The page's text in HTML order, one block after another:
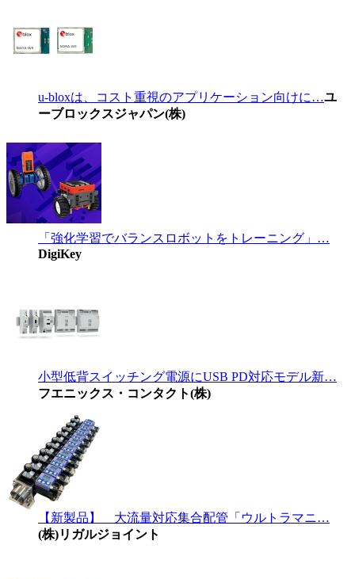
u-bloxは、コスト重視のアプリケーション向けに…ユ
ーブロックスジャパン(株)
「強化学習でバランスロボットをトレーニング」…
DigiKey
小型低背スイッチング電源にUSB PD対応モデル新…
フエニックス・コンタクト(株)
【新製品】 大流量対応集合配管「ウルトラマニ…
(株)リガルジョイント